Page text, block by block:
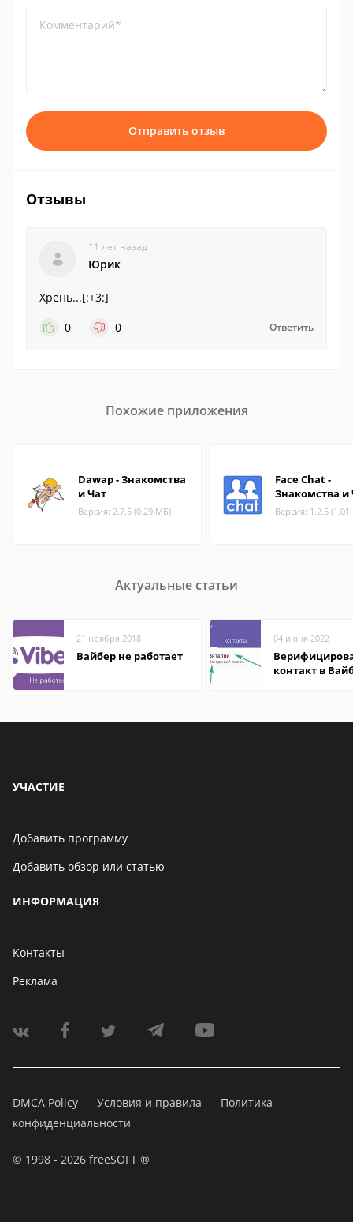
Комментарий*
Отправить отзыв
Отзывы
11 лет назад
Юрик
Хрень...[:+3:]
0
0 Ответить
Похожие приложения
Dawap - Знакомства
и Чат
Версия: 2.7.5 (0.29 МБ)
Face Chat -
Знакомства и
Версия: 1.2.5
Актуальные статьи
21 ноября 2018
Вайбер не работает
04 июня 2022
контакт в
УЧАСТИЕ
Добавить программу
Добавить обзор или статью
ИНФОРМАЦИЯ
Контакты
Реклама
DMCA Policy Условия и правила
Политика
конфиденциальности
© 1998 - 2026 freeSOFT ®